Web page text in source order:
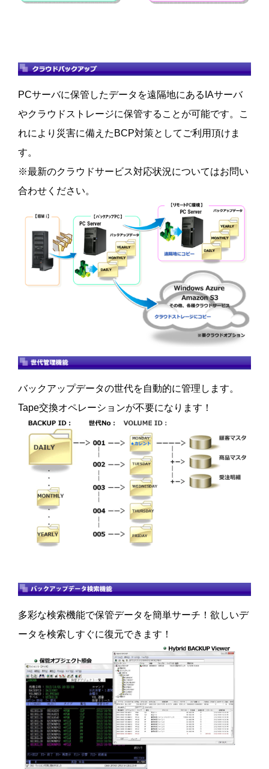
PCサーバに保管したデータを遠隔地にあるIAサーバ
やクラウドストレージに保管することが可能です。こ
れにより災害に備えたBCP対策としてご利用頂けま
す。
※最新のクラウドサービス対応状況についてはお問い
合わせください。
バックアップデータの世代を自動的に管理します。
Tape交換オペレーションが不要になります！
多彩な検索機能で保管データを簡単サーチ！欲しいデ
ータを検索しすぐに復元できます！